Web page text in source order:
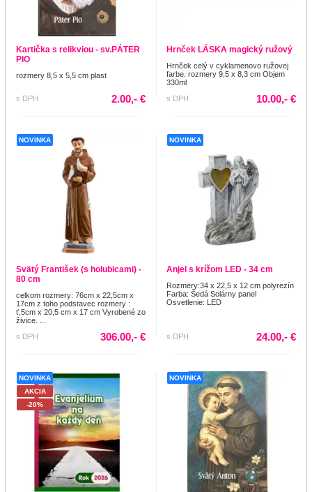
Kartička s relikviou - sv.PÁTER
PIO
rozmery 8,5 x 5,5 cm plast
s DPH 2.00,- €
Hrnček LÁSKA magický ružový
Hrnček celý v cyklamenovo ružovej
farbe. rozmery 9,5 x 8,3 cm Objem
330ml
s DPH
10.00,- €
NOVINKA
Svätý František (s holubicami) -
80 cm
celkom rozmery: 76cm x 22,5cm x
17cm z toho podstavec rozmery :
ť,5cm x 20,5 cm x 17 cm Vyrobené zo
živice. ...
s DPH
306.00,- €
NOVINKA
Anjel s krížom LED - 34 cm
Rozmery:34 x 22,5 x 12 cm polyrezín
Farba: Šedá Solárny panel
Osvetlenie: LED
s DPH 24.00,- €
NOVINKA
AKCIA
-20%
NOVINKA